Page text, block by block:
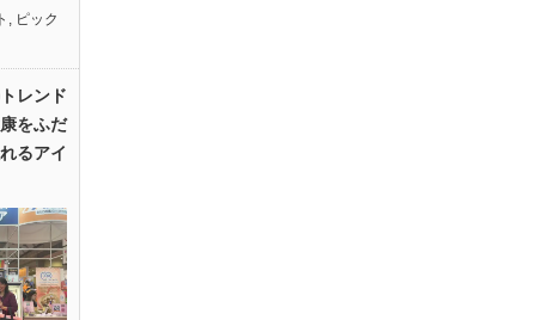
, ピック
レンド
をふだ
るアイ